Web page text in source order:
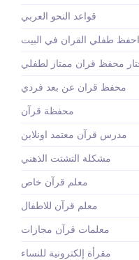
قواعد النحو العربي
طفلي القران في البيت
محفظ قران عن بعد فردي
محفظة قرآن
مدرس قرآن معتمد اونلاين
مشكلة التشتت الذهني
معلم قرآن خاص
معلم قرآن للاطفال
معلمات قرآن مجازات
مقرأة إلكترونية للنساء